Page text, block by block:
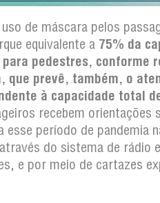
de máscara pelos
equivalente a 75% da
pedestres, conforme
que prevê, também, o
à capacidade total
recebem orientações
período de pandemia
do sistema de rádio
e por meio de cartazes